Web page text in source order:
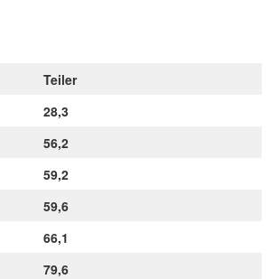
Teiler
28,3
56,2
59,2
59,6
66,1
79,6